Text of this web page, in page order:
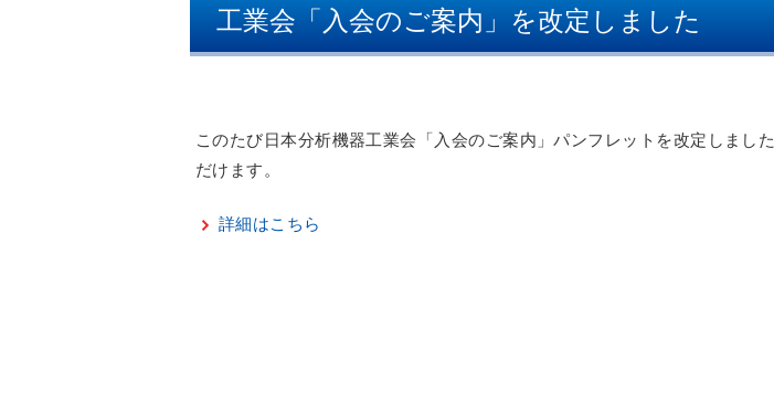
工業会「入会のご案内」を改定しました
このたび日本分析機器工業会「入会のご案内」パンフレットを改定しまし
だけます。
詳細はこちら